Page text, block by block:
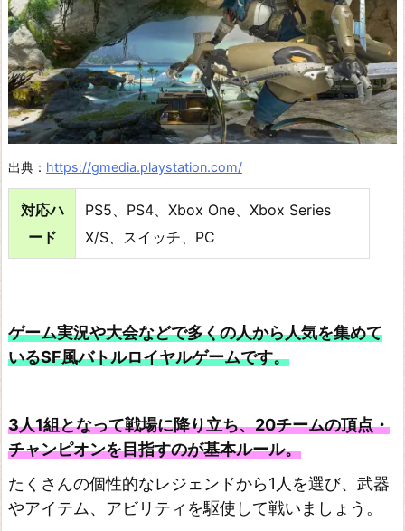
T
Y
G
E
A
R
-
S
T
R
E
-
m
o
n
g
出典： https://gmedia.playstation.com/
対応ハ
ード
PS5、PS4、Xbox One、Xbox Series
X/S、スイッチ、PC
ゲーム実況や大会などで多くの人から人気を集めて
いるSF風バトルロイヤルゲームです。
3人1組となって戦場に降り立ち、20チームの頂点・
チャンピオンを目指すのが基本ルール。
たくさんの個性的なレジェンドから1人を選び、武器
やアイテム、アビリティを駆使して戦いましょう。